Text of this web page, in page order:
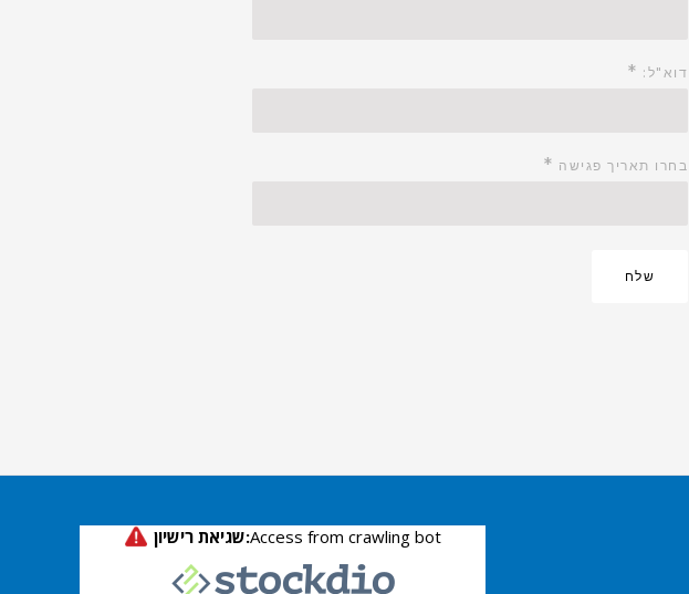
דוא"ל: *
בחרו תאריך פגישה *
שלח